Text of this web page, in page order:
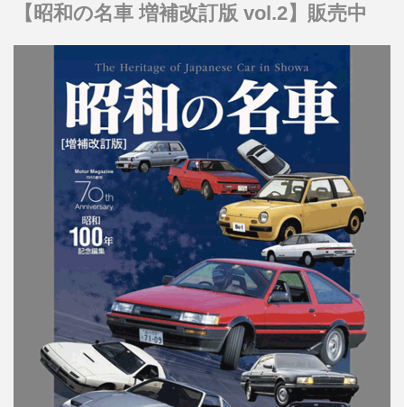
【昭和の名車 増補改訂版 vol.2】販売中